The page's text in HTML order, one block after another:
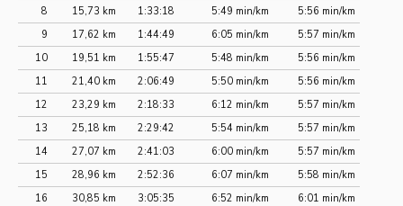
8
15,73 km 1:33:18 5:49 min/km
5:56 min/km
9
17,62 km 1:44:49 6:05 min/km
5:57 min/km
10
19,51 km 1:55:47 5:48 min/km
5:56 min/km
11
21,40 km 2:06:49 5:50 min/km
5:56 min/km
12
23,29 km 2:18:33 6:12 min/km
5:57 min/km
13
25,18 km 2:29:42 5:54 min/km
5:57 min/km
14
27,07 km 2:41:03 6:00 min/km
5:57 min/km
15
28,96 km 2:52:36 6:07 min/km
5:58 min/km
16
30,85 km 3:05:35 6:52 min/km
6:01 min/km